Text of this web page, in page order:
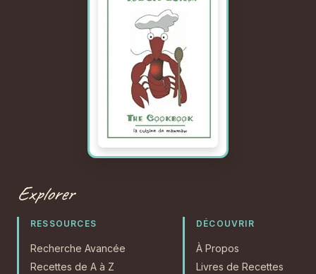
Explorer
RESSOURCES
Recherche Avancée
Recettes de A à Z
DÉCOUVRIR
À Propos
Livres de Recettes